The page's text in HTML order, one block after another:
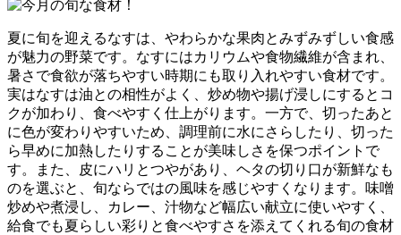
夏に旬を迎えるなすは、やわらかな果肉とみずみずしい食感
が魅力の野菜です。なすにはカリウムや食物繊維が含まれ、
暑さで食欲が落ちやすい時期にも取り入れやすい食材です。
実はなすは油との相性がよく、炒め物や揚げ浸しにするとコ
クが加わり、食べやすく仕上がります。一方で、切ったあと
に色が変わりやすいため、調理前に水にさらしたり、切った
ら早めに加熱したりすることが美味しさを保つポイントで
す。また、皮にハリとつやがあり、ヘタの切り口が新鮮なも
のを選ぶと、旬ならではの風味を感じやすくなります。味噌
炒めや煮浸し、カレー、汁物など幅広い献立に使いやすく、
給食でも夏らしい彩りと食べやすさを添えてくれる旬の食材